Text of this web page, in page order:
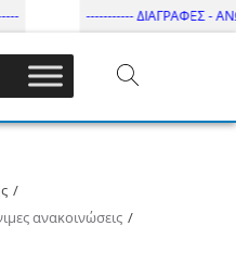
----------- ΔΙΑΓΡΑΦΕΣ -
– ΔΙ.ΠΑ.Ε
ανακοινώσεις